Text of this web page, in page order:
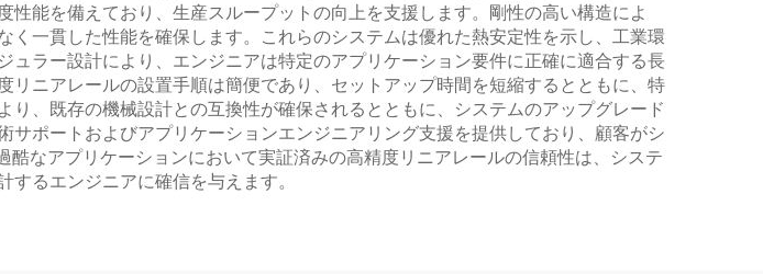
能を備えており、生産スループットの向上を支援します。剛性の高い構造によ
一貫した性能を確保します。これらのシステムは優れた熱安定性を示し、工業環
ラー設計により、エンジニアは特定のアプリケーション要件に正確に適合する長
ニアレールの設置手順は簡便であり、セットアップ時間を短縮するとともに、特
、既存の機械設計との互換性が確保されるとともに、システムのアップグレード
ポートおよびアプリケーションエンジニアリング支援を提供しており、顧客がシ
なアプリケーションにおいて実証済みの高精度リニアレールの信頼性は、システ
るエンジニアに確信を与えます。